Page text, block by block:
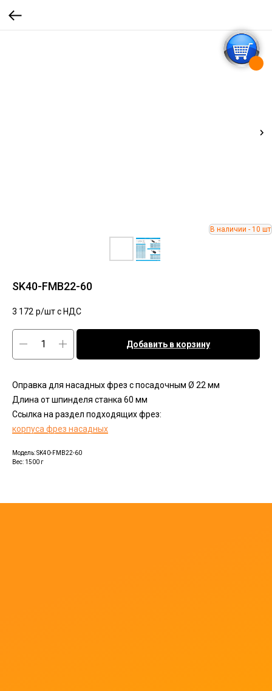
SK40-FMB22-60
3 172 р/шт c НДС
Добавить в корзину
Оправка для насадных фрез с посадочным Ø 22 мм
Длина от шпинделя станка 60 мм
Ссылка на раздел подходящих фрез:
корпуса фрез насадных
Модель: SK40-FMB22-60
Вес: 1500 г